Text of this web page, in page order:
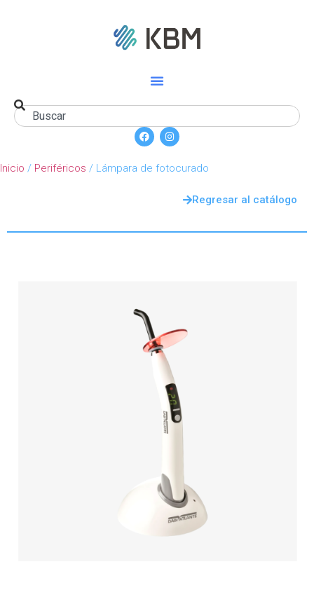
Inicio / Periféricos / Lámpara de fotocurado
Regresar al catálogo